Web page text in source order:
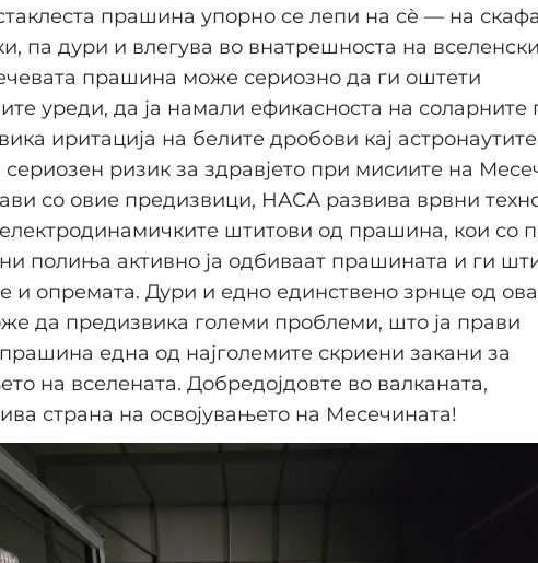
прашина упорно се лепи на сè — на
па дури и влегува во внатрешноста на
прашина може сериозно да ги оштети
уреди, да ја намали ефикасноста на соларните
иритација на белите дробови кај
сериозен ризик за здравјето при мисиите на
со овие предизвици, НАСА развива врвни
штитови од прашина, кои со
полиња активно ја одбиваат прашината и ги
и опремата. Дури и едно единствено зрнце од
да предизвика големи проблеми, што ја прави
една од најголемите скриени закани за
на вселената. Добредојдовте во валканата,
страна на освојувањето на Месечината!